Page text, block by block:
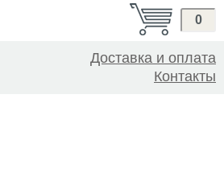
0
Доставка и оплата
Контакты